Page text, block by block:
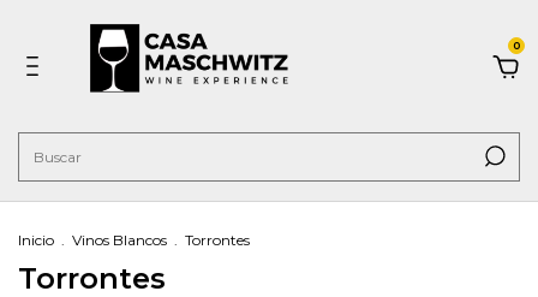
0
Inicio . Vinos Blancos . Torrontes
Torrontes